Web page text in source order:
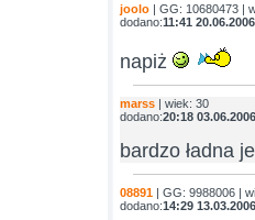
joolo | GG: 10680473 |
dodano:11:41 20.06.2006
napiż
marss | wiek: 30
dodano:20:18 03.06.2006
bardzo ładna
08891 | GG: 9988006 |
dodano:14:29 13.03.2006